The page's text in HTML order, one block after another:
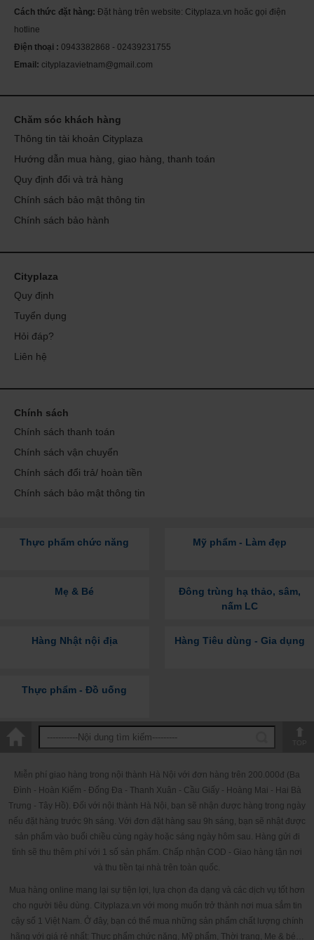
Cách thức đặt hàng: Đặt hàng trên website: Cityplaza.vn hoăc gọi điện
hotline
Điện thoại : 0943382868 - 02439231755
Email: cityplazavietnam@gmail.com
Chăm sóc khách hàng
Thông tin tài khoản Cityplaza
Hướng dẫn mua hàng, giao hàng, thanh toán
Quy định đổi và trả hàng
Chính sách bảo mật thông tin
Chính sách bảo hành
Cityplaza
Quy định
Tuyển dụng
Hỏi đáp?
Liên hệ
Chính sách
Chính sách thanh toán
Chính sách vận chuyển
Chính sách đổi trả/ hoàn tiền
Chính sách bảo mật thông tin
Thực phẩm chức năng Mỹ phẩm - Làm đẹp
Mẹ & Bé
Đông trùng hạ thảo, sâm,
nấm LC
Hàng Nhật nội địa Hàng Tiêu dùng - Gia dụng
Thực phẩm - Đồ uống
Miễn phí giao hàng trong nội thành Hà Nội với đơn hàng trên 200.000đ (Ba
Đình - Hoàn Kiếm - Đống Đa - Thanh Xuân - Cầu Giấy - Hoàng Mai - Hai Bà
Trưng - Tây Hồ). Đối với nội thành Hà Nội, bạn sẽ nhận được hàng trong ngày
nếu đặt hàng trước 9h sáng. Với đơn đặt hàng sau 9h sáng, bạn sẽ nhật được
sản phẩm vào buổi chiều cùng ngày hoặc sáng ngày hôm sau. Hàng gửi đi
tỉnh sẽ thu thêm phí với 1 số sản phẩm. Chấp nhận COD - Giao hàng tận nơi
và thu tiền tại nhà trên toàn quốc.
Mua hàng online mang lại sự tiện lợi, lựa chọn đa dạng và các dịch vụ tốt hơn
cho người tiêu dùng. Cityplaza.vn với mong muốn trở thành nơi mua sắm tin
cậy số 1 Việt Nam. Ở đây, bạn có thể mua những sản phẩm chất lượng chính
hãng với giá rẻ nhất: Thực phẩm chức năng, Mỹ phẩm, Thời trang, Mẹ & bé…